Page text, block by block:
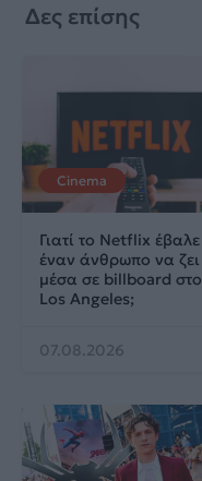
Δες επίσης
Cinema
Γιατί το Netflix έβαλε
έναν άνθρωπο να ζει
μέσα σε billboard στο
Los Angeles;
07.08.2026